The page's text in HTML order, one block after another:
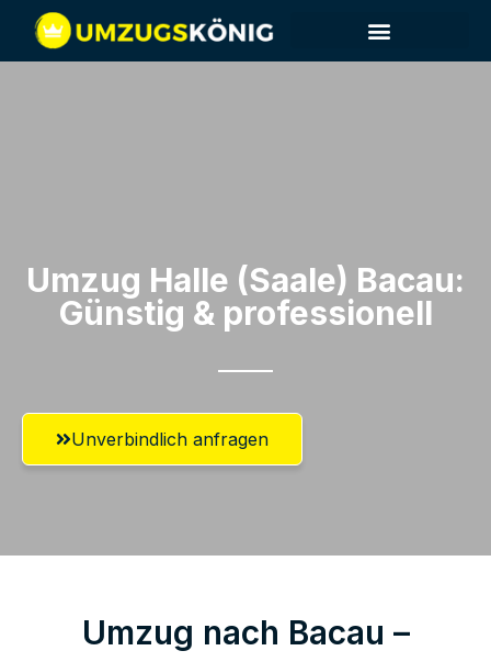
Umzug Halle (Saale)​ Bacau:
Günstig & professionell​
Unverbindlich anfragen
Umzug nach Bacau –